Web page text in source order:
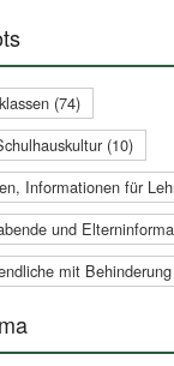
(74)
(10)
Informationen für
und
mit